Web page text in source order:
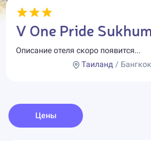
V One Pride
Описание отеля скоро появится...
Таиланд / Бангкок
Цены